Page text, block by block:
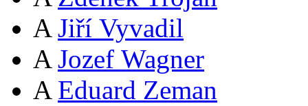
A Jiří Vyvadil
A Jozef Wagner
A Eduard Zeman